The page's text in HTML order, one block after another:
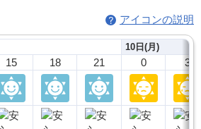
アイコンの説明
15 18 21
10日(月)
0 3